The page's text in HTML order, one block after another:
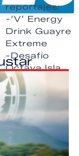
reportajes:
-‘V’ Energy
Drink Guayre
Extreme
-Desafío
Octava Isla